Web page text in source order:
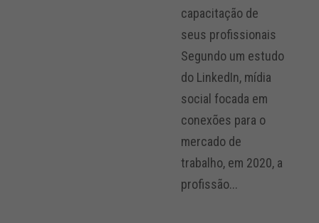
capacitação de
seus profissionais
Segundo um estudo
do LinkedIn, mídia
social focada em
conexões para o
mercado de
trabalho, em 2020, a
profissão...